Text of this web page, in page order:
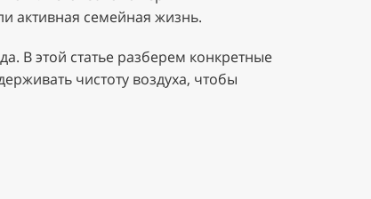
активная семейная жизнь.
В этой статье разберем конкретные
чистоту воздуха, чтобы